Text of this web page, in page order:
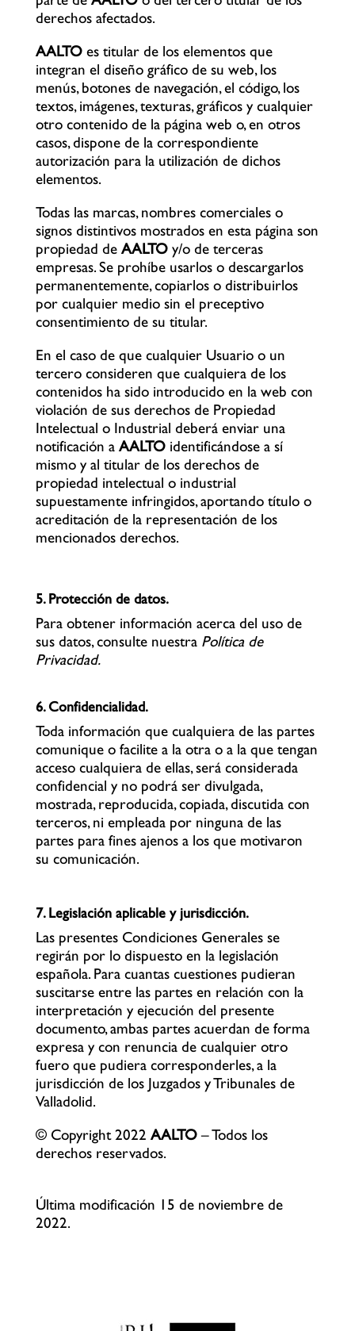
derechos afectados.
AALTO es titular de los elementos que
integran el diseño gráfico de su web, los
menús, botones de navegación, el código, los
textos, imágenes, texturas, gráficos y cualquier
otro contenido de la página web o, en otros
casos, dispone de la correspondiente
autorización para la utilización de dichos
elementos.
Todas las marcas, nombres comerciales o
signos distintivos mostrados en esta página son
propiedad de AALTO y/o de terceras
empresas. Se prohíbe usarlos o descargarlos
permanentemente, copiarlos o distribuirlos
por cualquier medio sin el preceptivo
consentimiento de su titular.
En el caso de que cualquier Usuario o un
tercero consideren que cualquiera de los
contenidos ha sido introducido en la web con
violación de sus derechos de Propiedad
Intelectual o Industrial deberá enviar una
notificación a AALTO identificándose a sí
mismo y al titular de los derechos de
propiedad intelectual o industrial
supuestamente infringidos, aportando título o
acreditación de la representación de los
mencionados derechos.
5. Protección de datos.
Para obtener información acerca del uso de
sus datos,consulte nuestra Política de
Privacidad.
6. Confidencialidad.
Toda información que cualquiera de las partes
comunique o facilite a la otra o a la que tengan
acceso cualquiera de ellas, será considerada
confidencial y no podrá ser divulgada,
mostrada, reproducida, copiada, discutida con
terceros, ni empleada por ninguna de las
partes para fines ajenos a los que motivaron
su comunicación.
7. Legislación aplicable y jurisdicción.
Las presentes Condiciones Generales se
regirán por lo dispuesto en la legislación
española. Para cuantas cuestiones pudieran
suscitarse entre las partes en relación con la
interpretación y ejecución del presente
documento, ambas partes acuerdan de forma
expresa y con renuncia de cualquier otro
fuero que pudiera corresponderles, a la
jurisdicción de los Juzgados y Tribunales de
Valladolid.
© Copyright 2022 AALTO– Todos los
derechos reservados.
Última modificación 15 de noviembre de
2022.